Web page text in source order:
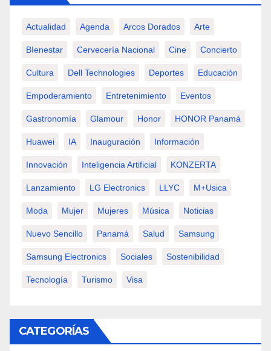
Actualidad Agenda Arcos Dorados Arte
BIenestar Cervecería Nacional Cine Concierto
Cultura Dell Technologies Deportes Educación
Empoderamiento Entretenimiento Eventos
Gastronomía Glamour Honor HONOR Panamá
Huawei IA Inauguración Información
Innovación Inteligencia Artificial KONZERTA
Lanzamiento LG Electronics LLYC M+usica
Moda Mujer Mujeres Música Noticias
Nuevo Sencillo Panamá Salud Samsung
Samsung Electronics Sociales Sostenibilidad
Tecnología Turismo Visa
CATEGORÍAS